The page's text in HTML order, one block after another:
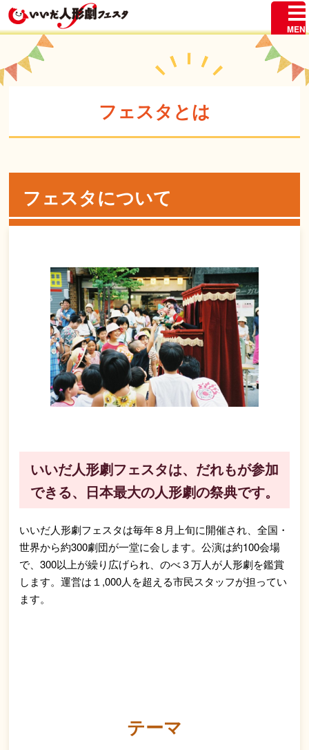
フェスタとは
フェスタについて
いいだ人形劇フェスタは、だれもが参加
できる、日本最大の人形劇の祭典です。
いいだ人形劇フェスタは毎年８月上旬に開催され、全国・
世界から約300劇団が一堂に会します。公演は約100会場
で、300以上が繰り広げられ、のべ３万人が人形劇を鑑賞
します。運営は１,000人を超える市民スタッフが担ってい
ます。
テーマ